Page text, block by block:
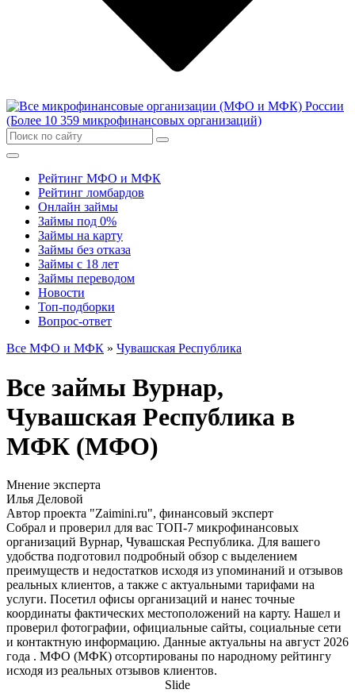
Рейтинг МФО и МФК
Рейтинг ломбардов
Онлайн займы
Займы под 0%
Займы на карту
Займы без отказа
Займы с 18 лет
Займы переводом
Новости
Топ-подборки
Вопрос-ответ
Все МФО и МФК » Чувашская Республика
Все займы Вурнар,
Чувашская Республика в
МФК (МФО)
Мнение эксперта
Илья Деловой
Автор проекта "Zaimini.ru", финансовый эксперт
Собрал и проверил для вас ТОП-7 микрофинансовых
организаций Вурнар, Чувашская Республика. Для вашего
удобства подготовил подробный обзор с выделением
преимуществ и недостатков исходя из упоминаний и отзывов
реальных клиентов, а также с актуальными тарифами на
услуги. Посетил офисы организаций и нанес точные
координаты фактических местоположений на карту. Нашел и
проверил фотографии, официальные сайты, социальные сети
и контактную информацию. Данные актуальны на август 2026
года . МФО (МФК) отсортированы по народному рейтингу
исходя из реальных отзывов клиентов.
Slide